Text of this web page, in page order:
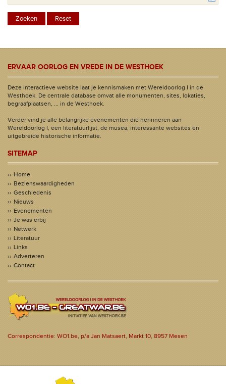
ERVAAR OORLOG EN VREDE IN DE WESTHOEK
Deze interactieve website laat je kennismaken met Wereldoorlog I in de
Westhoek. De centrale database omvat alle monumenten, sites, lokaties,
begraafplaatsen, ... in de Westhoek.
Verder vind je alle belangrijke evenementen die herinneren aan
Wereldoorlog I, een literatuurlijst, de musea, interessante websites en
uitgebreide historische informatie.
SITEMAP
Home
Bezienswaardigheden
Geschiedenis
Nieuws
Evenementen
Je was erbij
Netwerk
Literatuur
Links
Adverteren
Contact
Correspondentie: WO1.be, p/a Jan Matsaert, Markt 10, 8957 Mesen